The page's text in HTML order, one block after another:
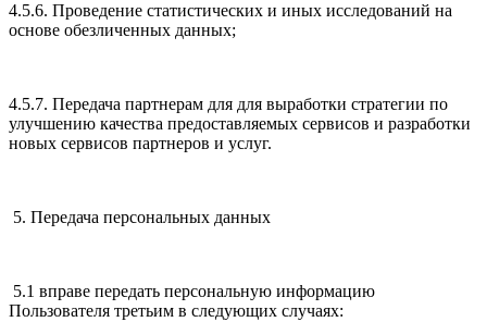
4.5.6. Проведение статистических и иных исследований на
основе обезличенных данных;
4.5.7. Передача партнерам для для выработки стратегии по
улучшению качества предоставляемых сервисов и разработки
новых сервисов партнеров и услуг.
5. Передача персональных данных
5.1 вправе передать персональную информацию
Пользователя третьим в следующих случаях: